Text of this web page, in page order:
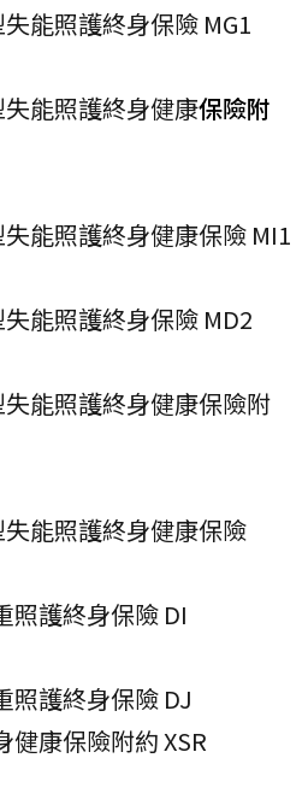
能照護終身保險 MG1
能照護終身健康保險附
能照護終身健康保險 MI1
能照護終身保險 MD2
能照護終身健康保險附
能照護終身健康保險
照護終身保險 DI
照護終身保險 DJ
健康保險附約 XSR